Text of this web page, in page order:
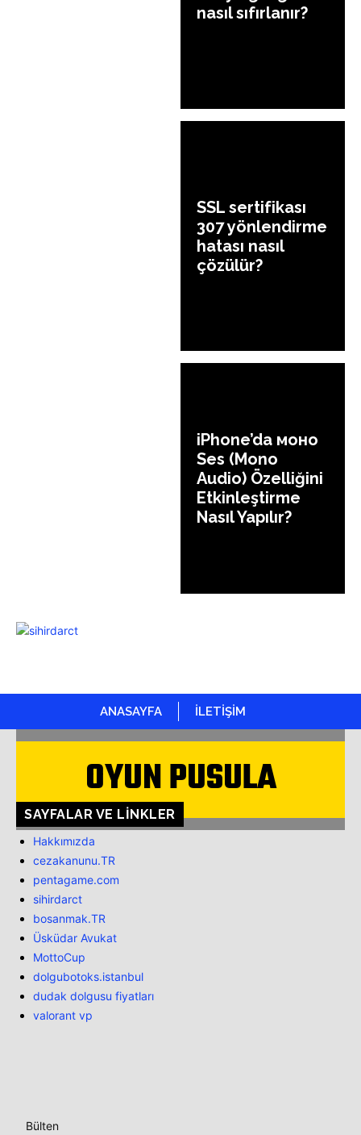
nasıl sıfırlanır?
SSL sertifikası
307 yönlendirme
hatası nasıl
çözülür?
iPhone’da моно
Ses (Mono
Audio) Özelliğini
Etkinleştirme
Nasıl Yapılır?
ANASAYFA İLETİŞİM
OYUN PUSULA
SAYFALAR VE LINKLER
Hakkımızda
cezakanunu.TR
pentagame.com
sihirdarct
bosanmak.TR
Üsküdar Avukat
MottoCup
dolgubotoks.istanbul
dudak dolgusu fiyatları
valorant vp
Bülten